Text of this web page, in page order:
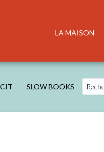
LA MAISON
SLOW BOOKS
Search